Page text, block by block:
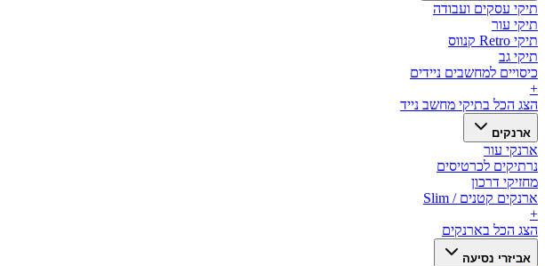
תיקי עסקים ועבודה
תיקי עור
תיקי Retro קנווס
תיקי גב
כיסויים למחשבים ניידים
+
הצג הכל בתיקי מחשב נייד
ארנקים
ארנקי עור
נרתיקים לכרטיסים
מחזיקי דרכון
ארנקים קטנים / Slim
+
הצג הכל בארנקים
אביזרי נסיעה